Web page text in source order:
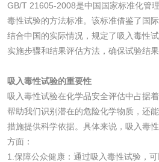
GB/T 21605-2008是中国国家标准化管
毒性试验的方法标准。该标准借鉴了国
结合中国的实际情况，规定了吸入毒性
实施步骤和结果评估方法，确保试验结
吸入毒性试验的重要性
吸入毒性试验在化学品安全评估中占据
帮助我们识别潜在的危险化学物质，还
措施提供科学依据。具体来说，吸入毒
方面：
1.保障公众健康：通过吸入毒性试验，
活性炭检测
脱硫脱硝活性炭
电厂水处理活性
检测
木质净水用活性
检测